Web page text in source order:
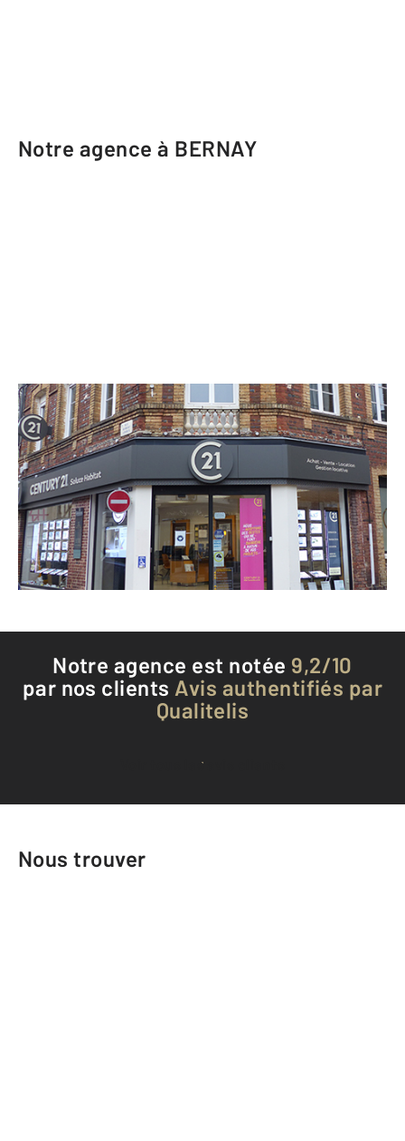
Notre agence à BERNAY
CENTURY 21 Soluce Habitat
11 rue Robert Lindet
BERNAY - 27300
Envoyer un message
Téléphoner à l'agence
Notre agence est notée 9,2/10
par nos clients Avis authentifiés par
Qualitelis
Voir tous les avis clients
Nous trouver